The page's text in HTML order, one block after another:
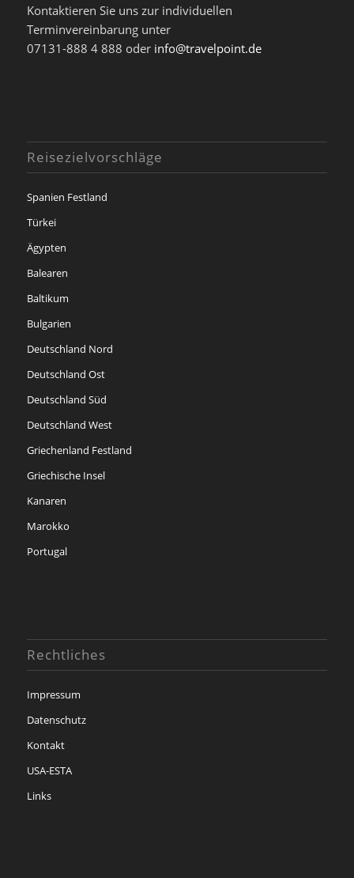
Kontaktieren Sie uns zur individuellen
Terminvereinbarung unter
07131-888 4 888 oder info@travelpoint.de
Reisezielvorschläge
Spanien Festland
Türkei
Ägypten
Balearen
Baltikum
Bulgarien
Deutschland Nord
Deutschland Ost
Deutschland Süd
Deutschland West
Griechenland Festland
Griechische Insel
Kanaren
Marokko
Portugal
Rechtliches
Impressum
Datenschutz
Kontakt
USA-ESTA
Links